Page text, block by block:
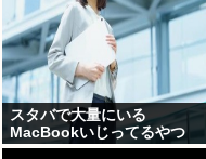
スタバで大量にいる
MacBookいじってるやつ
www